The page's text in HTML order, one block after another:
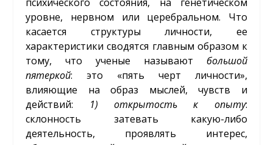
уровне, нервном или церебральном. Что
касается структуры личности, ее
характеристики сводятся главным образом к
тому, что ученые называют большой
пятеркой: это «пять черт личности»,
влияющие на образ мыслей, чувств и
действий:
1) открытость к опыту:
склонность затевать какую-либо
деятельность, проявлять интерес,